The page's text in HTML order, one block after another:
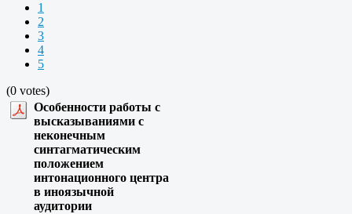
1
2
3
4
5
(0 votes)
Особенности работы с
высказываниями с
неконечным
синтагматическим
положением
интонационного центра
в иноязычной
аудитории